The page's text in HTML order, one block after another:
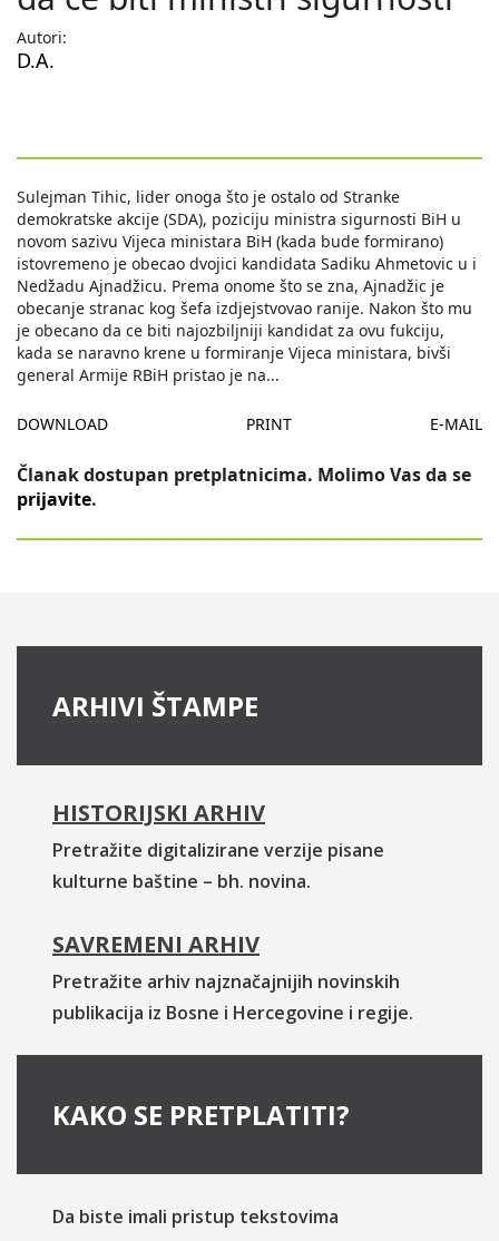
Autori:
D.A.
Sulejman Tihic, lider onoga što je ostalo od Stranke
demokratske akcije (SDA), poziciju ministra sigurnosti BiH u
novom sazivu Vijeca ministara BiH (kada bude formirano)
istovremeno je obecao dvojici kandidata Sadiku Ahmetovic u i
Nedžadu Ajnadžicu. Prema onome što se zna, Ajnadžic je
obecanje stranac kog šefa izdjejstvovao ranije. Nakon što mu
je obecano da ce biti najozbiljniji kandidat za ovu fukciju,
kada se naravno krene u formiranje Vijeca ministara, bivši
general Armije RBiH pristao je na...
DOWNLOAD PRINT E-MAIL
Članak dostupan pretplatnicima. Molimo Vas da se
prijavite.
ARHIVI ŠTAMPE
HISTORIJSKI ARHIV
Pretražite digitalizirane verzije pisane
kulturne baštine – bh. novina.
SAVREMENI ARHIV
Pretražite arhiv najznačajnijih novinskih
publikacija iz Bosne i Hercegovine i regije.
KAKO SE PRETPLATITI?
Da biste imali pristup tekstovima